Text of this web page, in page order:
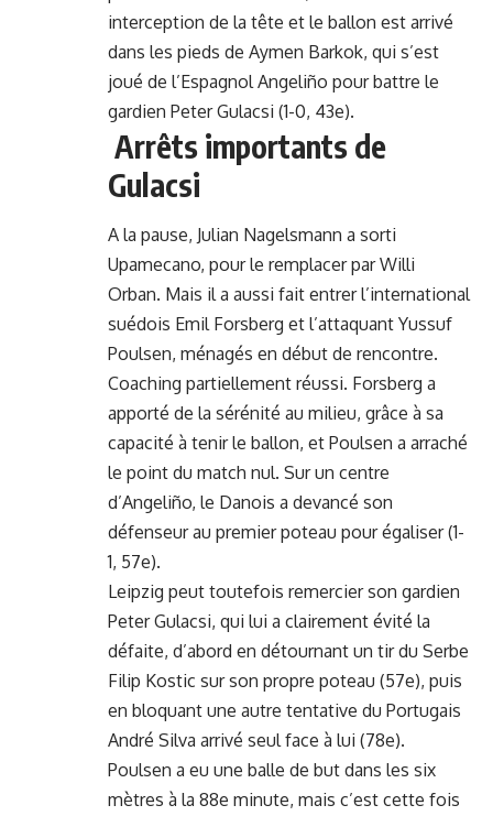
interception de la tête et le ballon est arrivé
dans les pieds de Aymen Barkok, qui s’est
joué de l’Espagnol Angeliño pour battre le
gardien Peter Gulacsi (1-0, 43e).
Arrêts importants de
Gulacsi
A la pause, Julian Nagelsmann a sorti
Upamecano, pour le remplacer par Willi
Orban. Mais il a aussi fait entrer l’international
suédois Emil Forsberg et l’attaquant Yussuf
Poulsen, ménagés en début de rencontre.
Coaching partiellement réussi. Forsberg a
apporté de la sérénité au milieu, grâce à sa
capacité à tenir le ballon, et Poulsen a arraché
le point du match nul. Sur un centre
d’Angeliño, le Danois a devancé son
défenseur au premier poteau pour égaliser (1-
1, 57e).
Leipzig peut toutefois remercier son gardien
Peter Gulacsi, qui lui a clairement évité la
défaite, d’abord en détournant un tir du Serbe
Filip Kostic sur son propre poteau (57e), puis
en bloquant une autre tentative du Portugais
André Silva arrivé seul face à lui (78e).
Poulsen a eu une balle de but dans les six
mètres à la 88e minute, mais c’est cette fois